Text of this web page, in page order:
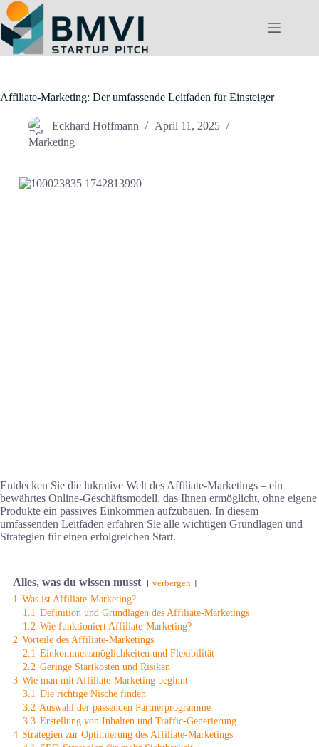
Zum
Inhalt
springen
Affiliate-Marketing: Der umfassende Leitfaden für Einsteiger
Eckhard Hoffmann
April 11, 2025
Marketing
Entdecken Sie die lukrative Welt des Affiliate-Marketings – ein
bewährtes Online-Geschäftsmodell, das Ihnen ermöglicht, ohne eigene
Produkte ein passives Einkommen aufzubauen. In diesem
umfassenden Leitfaden erfahren Sie alle wichtigen Grundlagen und
Strategien für einen erfolgreichen Start.
Alles, was du wissen musst verbergen
1 Was ist Affiliate-Marketing?
1.1 Definition und Grundlagen des Affiliate-Marketings
1.2 Wie funktioniert Affiliate-Marketing?
2 Vorteile des Affiliate-Marketings
2.1 Einkommensmöglichkeiten und Flexibilität
2.2 Geringe Startkosten und Risiken
3 Wie man mit Affiliate-Marketing beginnt
3.1 Die richtige Nische finden
3.2 Auswahl der passenden Partnerprogramme
3.3 Erstellung von Inhalten und Traffic-Generierung
4 Strategien zur Optimierung des Affiliate-Marketings